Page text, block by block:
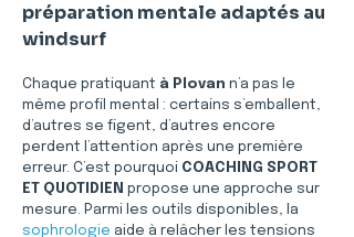
préparation mentale adaptés au
windsurf
Chaque pratiquant à Plovan n’a pas le
même profil mental : certains s’emballent,
d’autres se figent, d’autres encore
perdent l’attention après une première
erreur. C’est pourquoi COACHING SPORT
ET QUOTIDIEN propose une approche sur
mesure. Parmi les outils disponibles, la
sophrologie aide à relâcher les tensions